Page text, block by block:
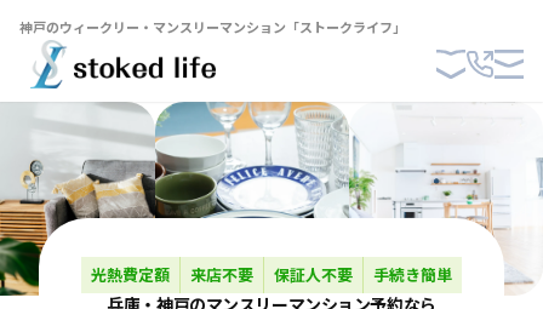
神戸のウィークリー・マンスリーマンション「ストークライフ」
光熱費定額 来店不要 保証人不要 手続き簡単
兵庫・神戸のマンスリーマンション予約なら